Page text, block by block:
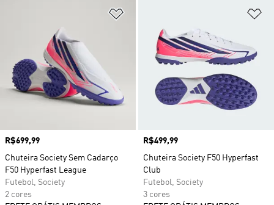
Preço
R$699,99
Chuteira Society Sem Cadarço
F50 Hyperfast League
Futebol, Society
2 cores
Preço
R$499,99
Chuteira Society F50 Hyperfast
Club
Futebol, Society
3 cores